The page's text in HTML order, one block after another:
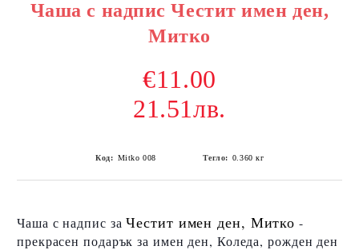
Чаша с надпис Честит имен ден,
Митко
€11.00
21.51лв.
Код: Mitko 008 Тегло: 0.360 кг
Чаша с надпис заЧестит имен ден, Митко -
прекрасен подарък за имен ден, Коледа, рожден ден